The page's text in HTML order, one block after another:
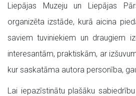
Liepājas Muzeju un Liepājas
organizēta izstāde, kurā aicina
saviem tuviniekiem un draugiem
interesantām, praktiskām, ar
kur saskatāma autora personība,
Lai iepazīstinātu plašāku